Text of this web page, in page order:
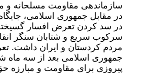
سازماندهی مقاومت مسلحانه و
در مقابل جمهوری اسلامی،
در سد کردن تعرض افسار
سرکوب سریع و شتابان سنگر
مردم کردستان و ایران داشت.
جمهوری اسلامی بعد از سه
پیروزی برای مقاومت و مبارزه